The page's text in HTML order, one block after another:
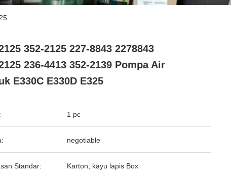
352-2125 227-8843 2278843
236-4413 352-2139 Pompa Air
E330C E330D E325
1 pc
negotiable
Standar: Karton, kayu lapis Box